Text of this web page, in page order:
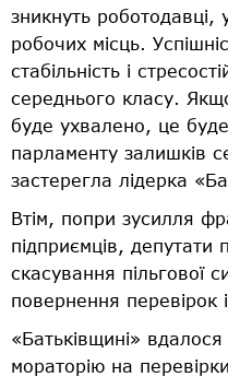
зникнуть роботодавці,
робочих місць.
стабільність і
середнього класу.
буде ухвалено, це буде
парламенту залишків
застерегла лідерка
Втім, попри зусилля
підприємців, депутати
скасування пільгової
повернення перевірок
«Батьківщині»
мораторію на